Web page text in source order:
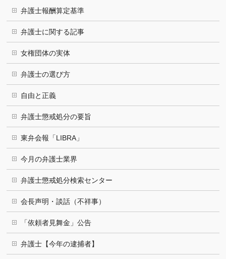
弁護士報酬算定基準
弁護士に関する記事
女権団体の実体
弁護士の選び方
自由と正義
弁護士懲戒処分の要旨
東弁会報「LIBRA」
今月の弁護士業界
弁護士懲戒処分検索センター
会長声明・談話（不祥事）
「依頼者見舞金」公告
弁護士【今年の逮捕者】